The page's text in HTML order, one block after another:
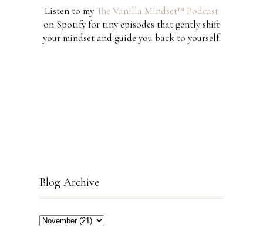
Listen to myThe Vanilla Mindset™ Podcast
on Spotify for tiny episodes that gently shift
your mindset and guide you back to yourself.
Blog Archive